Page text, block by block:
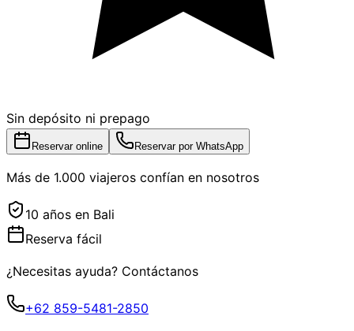
Sin depósito ni prepago
Reservar online Reservar por WhatsApp
Más de 1.000 viajeros confían en nosotros
10 años en Bali
Reserva fácil
¿Necesitas ayuda? Contáctanos
+62 859-5481-2850